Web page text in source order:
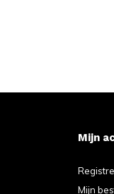
Mijn
Mijn